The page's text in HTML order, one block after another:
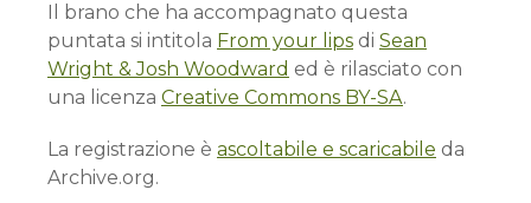
Il brano che ha accompagnato questa
puntata si intitola From your lips di Sean
Wright & Josh Woodward ed è rilasciato con
una licenza Creative Commons BY-SA.
La registrazione è ascoltabile e scaricabile da
Archive.org.